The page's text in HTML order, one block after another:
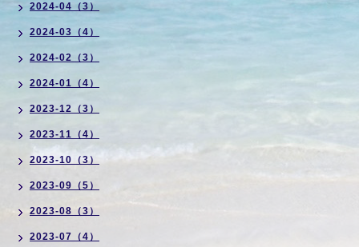
2024-04（3）
2024-03（4）
2024-02（3）
2024-01（4）
2023-12（3）
2023-11（4）
2023-10（3）
2023-09（5）
2023-08（3）
2023-07（4）